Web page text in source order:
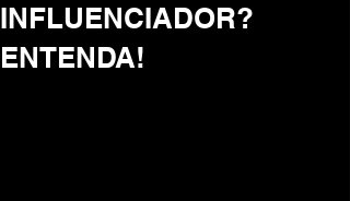
INFLUENCIADOR?
ENTENDA!